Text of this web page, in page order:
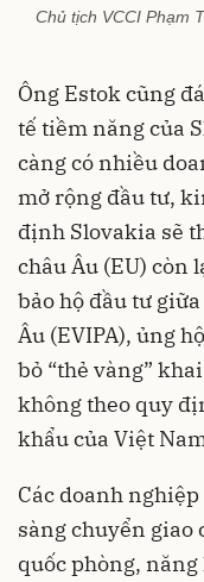
Chủ tịch VCCI Phạm
Ông Estok cũng
tế tiềm năng của
càng có nhiều
mở rộng đầu tư,
định Slovakia sẽ
châu Âu (EU) còn
bảo hộ đầu tư
Âu (EVIPA), ủng
bỏ “thẻ vàng”
không theo quy
khẩu của Việt
Các doanh
sàng chuyển
quốc phòng,